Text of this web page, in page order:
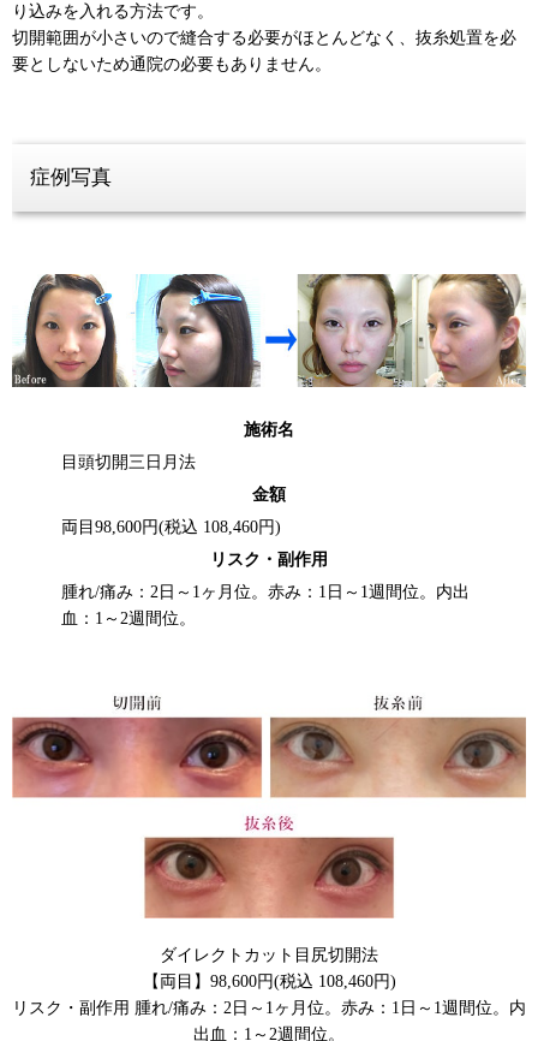
り込みを入れる方法です。
切開範囲が小さいので縫合する必要がほとんどなく、抜糸処置を必
要としないため通院の必要もありません。
症例写真
施術名
目頭切開三日月法
金額
両目98,600円(税込 108,460円)
リスク・副作用
腫れ/痛み：2日～1ヶ月位。赤み：1日～1週間位。内出
血：1～2週間位。
ダイレクトカット目尻切開法
【両目】98,600円(税込 108,460円)
リスク・副作用 腫れ/痛み：2日～1ヶ月位。赤み：1日～1週間位。内
出血：1～2週間位。